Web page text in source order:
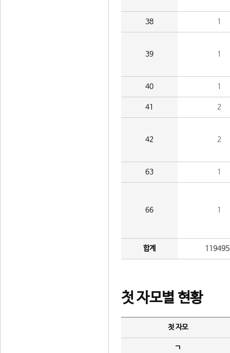
38 1
39 1
40 1
41 2
42 2
63 1
66 1
합계
첫 자모별 현황
첫 자모
ㄱ